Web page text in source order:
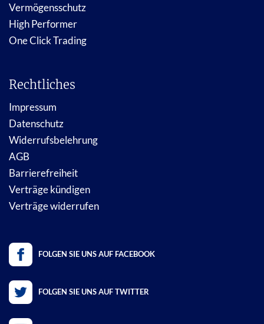
Vermögensschutz
High Performer
One Click Trading
Rechtliches
Impressum
Datenschutz
Widerrufsbelehrung
AGB
Barrierefreiheit
Verträge kündigen
Verträge widerrufen
FOLGEN SIE UNS AUF FACEBOOK
FOLGEN SIE UNS AUF TWITTER